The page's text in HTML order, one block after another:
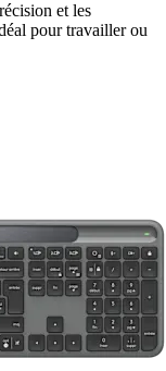
et les
pour travailler ou